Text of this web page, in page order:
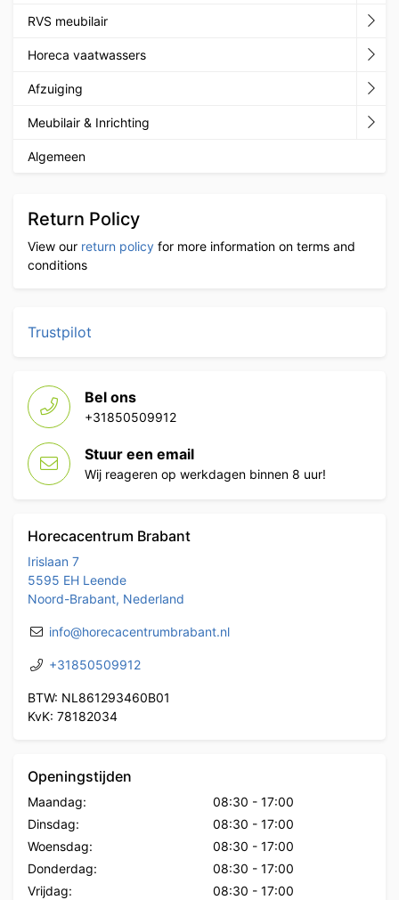
RVS meubilair
Horeca vaatwassers
Afzuiging
Meubilair & Inrichting
Algemeen
Return Policy
View our return policy for more information on terms and
conditions
Trustpilot
Bel ons
+31850509912
Stuur een email
Wij reageren op werkdagen binnen 8 uur!
Horecacentrum Brabant
Irislaan 7
5595 EH Leende
Noord-Brabant, Nederland
info@horecacentrumbrabant.nl
+31850509912
BTW: NL861293460B01
KvK: 78182034
Openingstijden
Maandag: 08:30 - 17:00
Dinsdag:
08:30 - 17:00
Woensdag:
08:30 - 17:00
Donderdag:
08:30 - 17:00
Vrijdag:
08:30 - 17:00